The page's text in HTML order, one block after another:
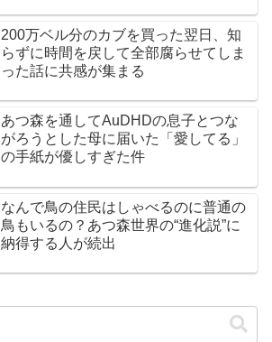
200万ベル分のカブを買った翌日、知
らずに時間を戻して全部腐らせてしま
った話に共感が集まる
あつ森を通してAuDHDの息子とつな
がろうとした母に届いた「愛してる」
の手紙が優しすぎた件
なんで鳥の住民はしゃべるのに普通の
鳥もいるの？あつ森世界の“進化説”に
納得する人が続出